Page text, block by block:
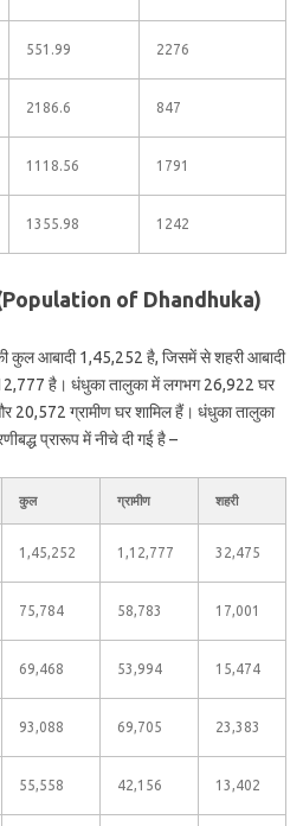
551.99 2276
2186.6 847
1118.56 1791
1355.98 1242
(Population of Dhandhuka)
आबादी 1,45,252 है, जिसमें से शहरी आबादी
है। धंधुका तालुका में लगभग 26,922 घर
20,572 ग्रामीण घर शामिल हैं। धंधुका तालुका
प्रारूप में नीचे दी गई है –
कुल ग्रामीण शहरी
1,45,252 1,12,777 32,475
75,784 58,783 17,001
69,468 53,994 15,474
93,088 69,705 23,383
55,558 42,156 13,402